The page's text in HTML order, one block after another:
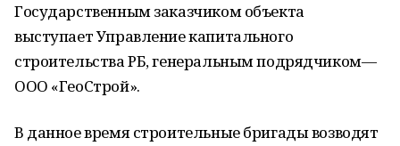
Государственным заказчиком объекта
выступает Управление капитального
строительства РБ, генеральным подрядчиком—
ООО «ГеоСтрой».
В данное время строительные бригады возводят